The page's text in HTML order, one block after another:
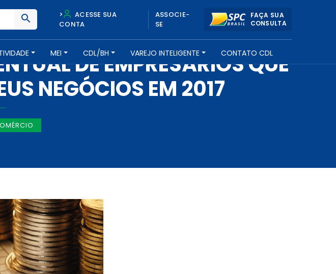
>
ACESSE SUA
CONTA
ASSOCIE-
SE
FAÇA SUA
CONSULTA
MEI CDL/BH VAREJO INTELIGENTE CONTATO CDL
DE 2018
DE EMPRESÁRIOS QUE
NEGÓCIOS EM 2017